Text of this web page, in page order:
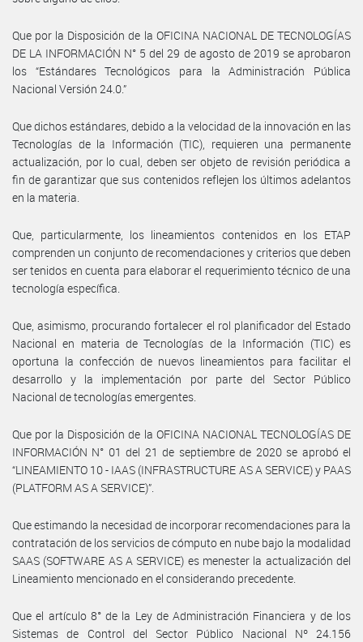
Que por la Disposición de la OFICINA NACIONAL DE TECNOLOGÍAS
DE LA INFORMACIÓN N° 5 del 29 de agosto de 2019 se aprobaron
los “Estándares Tecnológicos para la Administración Pública
Nacional Versión 24.0.”
Que dichos estándares, debido a la velocidad de la innovación en las
Tecnologías de la Información (TIC), requieren una permanente
actualización, por lo cual, deben ser objeto de revisión periódica a
fin de garantizar que sus contenidos reflejen los últimos adelantos
en la materia.
Que, particularmente, los lineamientos contenidos en los ETAP
comprenden un conjunto de recomendaciones y criterios que deben
ser tenidos en cuenta para elaborar el requerimiento técnico de una
tecnología específica.
Que, asimismo, procurando fortalecer el rol planificador del Estado
Nacional en materia de Tecnologías de la Información (TIC) es
oportuna la confección de nuevos lineamientos para facilitar el
desarrollo y la implementación por parte del Sector Público
Nacional de tecnologías emergentes.
Que por la Disposición de la OFICINA NACIONAL TECNOLOGÍAS DE
INFORMACIÓN N° 01 del 21 de septiembre de 2020 se aprobó el
“LINEAMIENTO 10 - IAAS (INFRASTRUCTURE AS A SERVICE) y PAAS
(PLATFORM AS A SERVICE)”.
Que estimando la necesidad de incorporar recomendaciones para la
contratación de los servicios de cómputo en nube bajo la modalidad
SAAS (SOFTWARE AS A SERVICE) es menester la actualización del
Lineamiento mencionado en el considerando precedente.
Que el artículo 8° de la Ley de Administración Financiera y de los
Sistemas de Control del Sector Público Nacional Nº 24.156